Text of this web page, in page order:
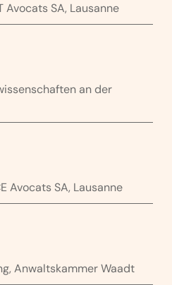
SA, Lausanne
an der
Avocats SA, Lausanne
Anwaltskammer Waadt